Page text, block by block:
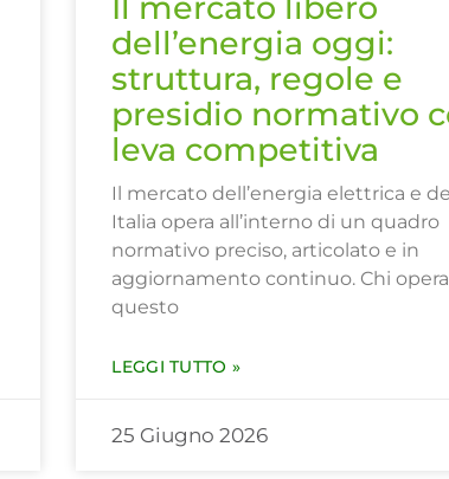
dell’energia oggi:
struttura, regole e
presidio normativo
leva competitiva
Il mercato dell’energia elettrica e
Italia opera all’interno di un quadro
normativo preciso, articolato e in
aggiornamento continuo. Chi
questo
LEGGI TUTTO »
25 Giugno 2026